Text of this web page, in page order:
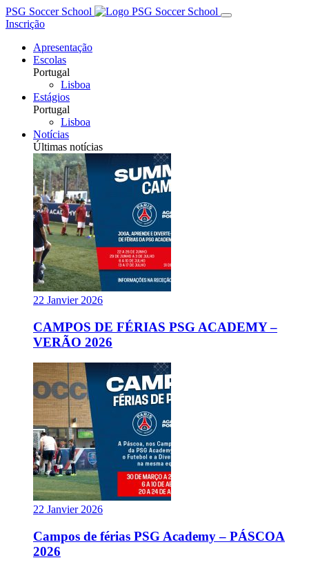
PSG Soccer School
Inscrição
Apresentação
Escolas
Portugal
Lisboa
Estágios
Portugal
Lisboa
Notícias
Últimas notícias
22 Janvier 2026
CAMPOS DE FÉRIAS PSG ACADEMY –
VERÃO 2026
22 Janvier 2026
Campos de férias PSG Academy – PÁSCOA
2026